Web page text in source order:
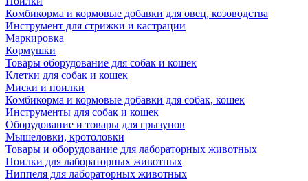
Комбикорма и кормовые добавки для овец, козоводства
Инструмент для стрижки и кастрации
Маркировка
Кормушки
Товары оборудование для собак и кошек
Клетки для собак и кошек
Миски и поилки
Комбикорма и кормовые добавки для собак, кошек
Инструменты для собак и кошек
Оборудование и товары для грызунов
Мышеловки, кротоловки
Товары и оборудование для лабораторных животных
Поилки для лабораторных животных
Ниппеля для лабораторных животных